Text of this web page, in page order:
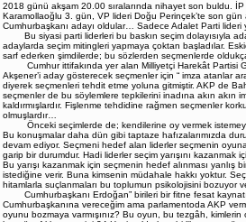
2018 günü akşam 20.00 sıralarında nihayet son buldu.
Karamollaoğlu 3. gün, VP lideri Doğu Perinçek’te son gün
Cumhurbaşkanı adayı oldular… Sadece Adalet Parti lideri
Bu siyasi parti liderleri bu baskın seçim dolayısıyla
adaylarda seçim mitingleri yapmaya çoktan başladılar.
sarf ederken şimdilerde; bu sözlerden seçmenlerde
Cumhur ittifakında yer alan Milliyetçi Harekât Partisi
Akşener’i aday gösterecek seçmenler için “ imza atanlar
diyerek seçmenleri tehdit etme yoluna gitmiştir. AKP de
seçmenler de bu söylemlere tepkilerini inadına akın akın
kaldırmışlardır. Fişlenme tehdidine rağmen seçmenler
olmuşlardır…
Önceki seçimlerde de; kendilerine oy vermek
Bu konuşmalar daha dün gibi taptaze hafızalarımızda
devam ediyor. Seçmeni hedef alan liderler seçmenin
garip bir durumdur. Hadi liderler seçim yarışını kazanmak
Bu yarışı kazanmak için seçmenin hedef alınması
istediğine verir. Buna kimsenin müdahale hakkı yoktur.
hitamlarla suçlanmaları bu toplumun psikolojisini bozuyor
Cumhurbaşkanı Erdoğan” birileri bir fitne fesat
Cumhurbaşkanına vereceğim ama parlamentoda AKP
oyunu bozmaya varmışınız? Bu oyun, bu tezgâh,